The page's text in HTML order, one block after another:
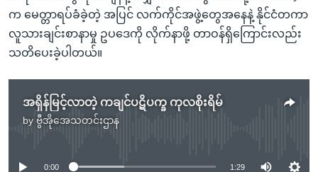
က မေတ္တာရပ်ခံခဲ့တဲ့ အပြင် လက်ကိုင်အဖွဲ့တွေအနေနဲ့ နိုင်ငံတကာ
လူသားချင်းစာနာမှု ဥပဒေကို လိုက်နာဖို့ တာဝန်ရှိကြောင်းလည်း
သတိပေးခဲ့ပါတယ်။
အရှိန်မြင့်လာတဲ့ ကချင်ပဋိပက္ခ ကုလစိုးရိမ်
by ဗွီအိုအေသတင်းဌာန
No media source currently available
0:00 1:29